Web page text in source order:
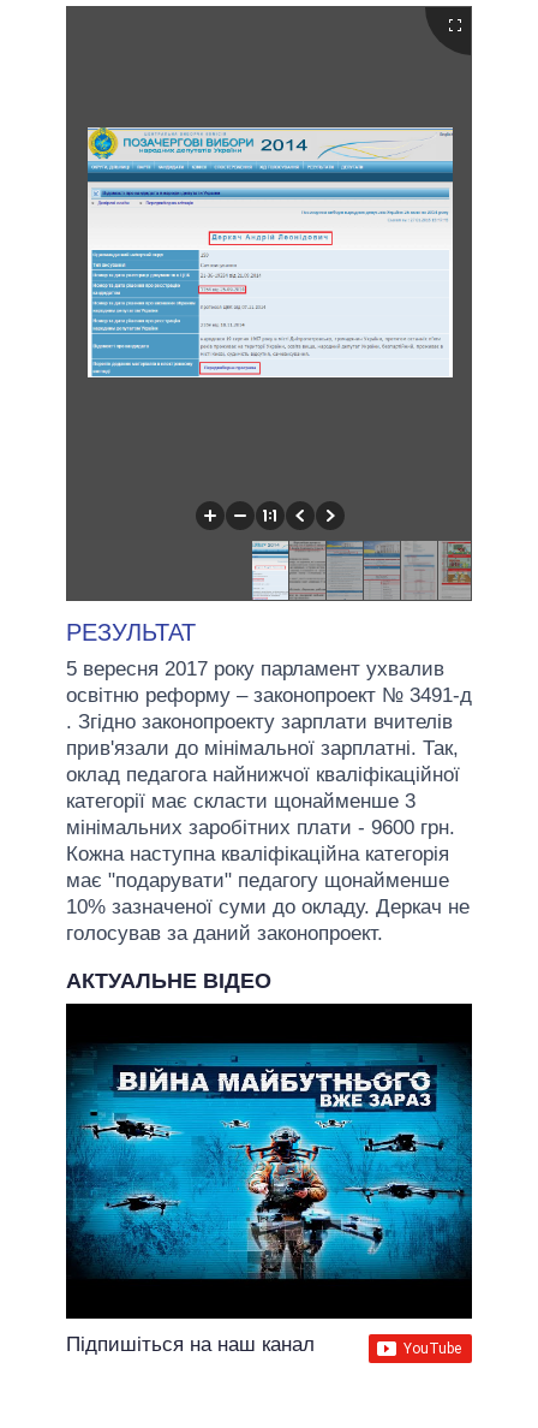
РЕЗУЛЬТАТ
5 вересня 2017 року парламент ухвалив
освітню реформу – законопроект № 3491-д
. Згідно законопроекту зарплати вчителів
прив'язали до мінімальної зарплатні. Так,
оклад педагога найнижчої кваліфікаційної
категорії має скласти щонайменше 3
мінімальних заробітних плати - 9600 грн.
Кожна наступна кваліфікаційна категорія
має "подарувати" педагогу щонайменше
10% зазначеної суми до окладу. Деркач не
голосував за даний законопроект.
АКТУАЛЬНЕ ВІДЕО
Підпишіться на наш канал